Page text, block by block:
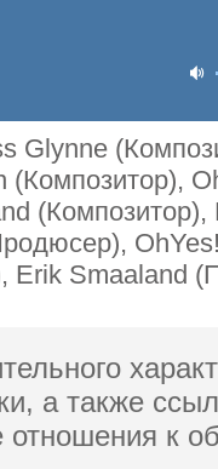
Glynne
(Композитор),
Erik Smaaland
а также
к